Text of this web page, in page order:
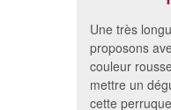
Une très
proposons
couleur
mettre un
cette